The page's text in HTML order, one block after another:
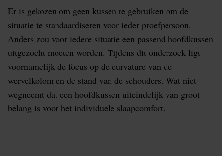
Er is gekozen om geen kussen te gebruiken om de
situatie te standaardiseren voor ieder proefpersoon.
Anders zou voor iedere situatie een passend hoofdkussen
uitgezocht moeten worden. Tijdens dit onderzoek ligt
voornamelijk de focus op de curvature van de
wervelkolom en de stand van de schouders. Wat niet
wegneemt dat een hoofdkussen uiteindelijk van groot
belang is voor het individuele slaapcomfort.